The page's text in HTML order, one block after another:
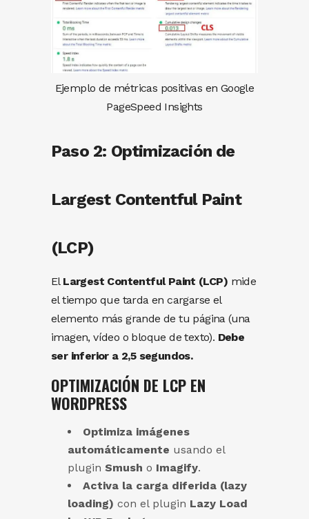
Ejemplo de métricas positivas en Google
PageSpeed Insights
Paso 2: Optimización de
Largest Contentful Paint
(LCP)
El Largest Contentful Paint (LCP) mide
el tiempo que tarda en cargarse el
elemento más grande de tu página (una
imagen, vídeo o bloque de texto). Debe
ser inferior a 2,5 segundos.
OPTIMIZACIÓN DE LCP EN
WORDPRESS
Optimiza imágenes
automáticamente usando el
plugin Smush o Imagify.
Activa la carga diferida (lazy
loading) con el plugin Lazy Load